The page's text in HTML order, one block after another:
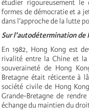
étudier rigoureusement le
formes de démocratie et a
dans l'approche de la lutte
Sur l'autodétermination de
En 1982, Hong Kong est
rivalité entre la Chine et la
souveraineté de Hong
Bretagne était réticente à
société civile de Hong
Grande-Bretagne de
échange du maintien du